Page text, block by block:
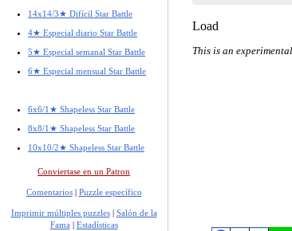
14x14/3★ Difícil Star Battle
4★ Especial diario Star Battle
5★ Especial semanal Star Battle
6★ Especial mensual Star Battle
6x6/1★ Shapeless Star Battle
8x8/1★ Shapeless Star Battle
10x10/2★ Shapeless Star Battle
Conviertase en un Patron
Comentarios| Puzzle específico
Imprimir múltiples puzzles| Salón de la
Fama | Estadísticas
Load
This is an